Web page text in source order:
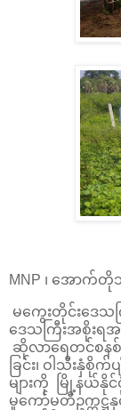
MNP ၊ အောက်
မကွေးတိုင်းဒေသ
ဒေသကြီးအစိုးရအ
ဆိုလာရေတင်စနစ်
ခြင်း၊ ဝါသီးနှံစိုက်
များကို မြို့နယ်နိုင်
မှု‌ကော်မတီဥက္ကဋ္ဌ